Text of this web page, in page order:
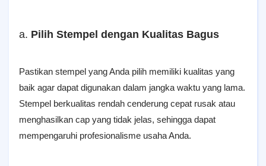
a. Pilih Stempel dengan Kualitas Bagus
Pastikan stempel yang Anda pilih memiliki kualitas yang
baik agar dapat digunakan dalam jangka waktu yang lama.
Stempel berkualitas rendah cenderung cepat rusak atau
menghasilkan cap yang tidak jelas, sehingga dapat
mempengaruhi profesionalisme usaha Anda.